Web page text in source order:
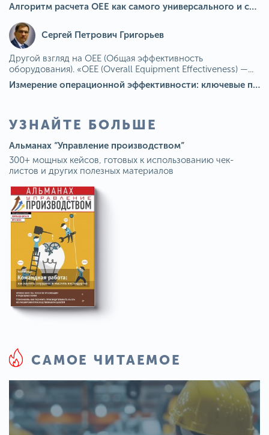
Алгоритм расчета ОЕЕ как самого универсального и современного показателя эффективности оборудования в мире
Сергей Петрович Григорьев
Другой взгляд на OEE (Общая эффективность
оборудования). «OEE (Overall Equipment Effectiveness) —...
Измерение операционной эффективности: ключевые показатели для непрерывного совершенствования
УЗНАЙТЕ БОЛЬШЕ
Альманах “Управление производством”
300+ мощных кейсов, готовых к использованию чек-
листов и других полезных материалов
САМОЕ ЧИТАЕМОЕ